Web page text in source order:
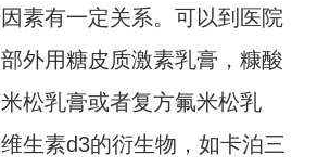
素有一定关系。可以到医院
外用糖皮质激素乳膏，糠酸
松乳膏或者复方氟米松乳
生素d3的衍生物，如卡泊三